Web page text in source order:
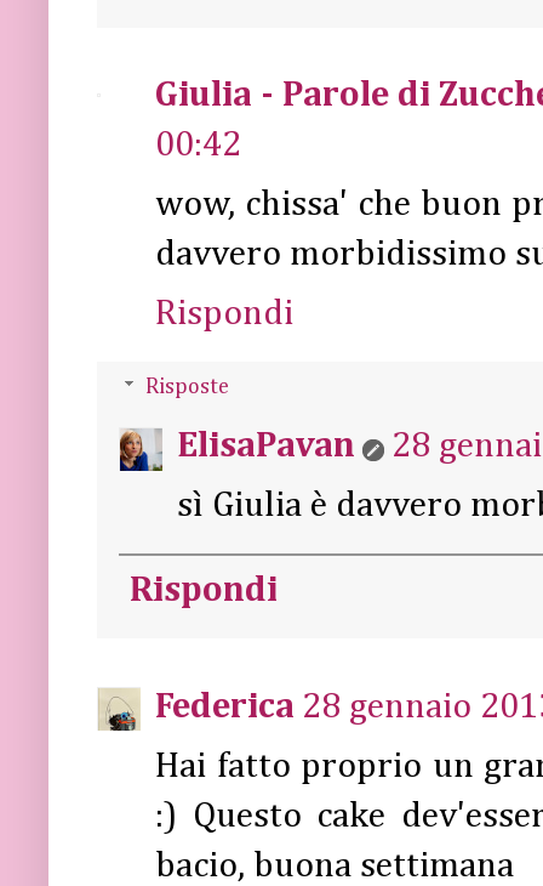
Giulia - Parole di
00:42
wow, chissa' che buon
davvero morbidissimo
Rispondi
Risposte
ElisaPavan
28
sì Giulia è davvero
Rispondi
Federica 28 gennaio
Hai fatto proprio un
:) Questo cake
bacio, buona settimana